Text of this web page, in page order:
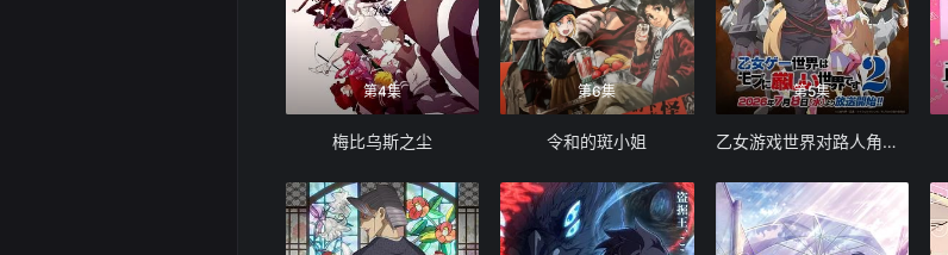
第4集
梅比乌斯之尘
第6集
令和的斑小姐
第5集
乙女游戏世界对路人角色很不友好 第二季